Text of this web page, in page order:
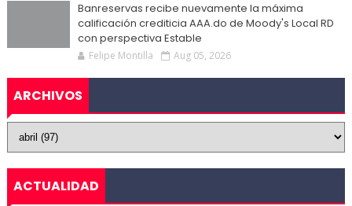
Banreservas recibe nuevamente la máxima
calificación crediticia AAA.do de Moody's Local RD
con perspectiva Estable
Felipe Montilla Aug 05, 2026
ARCHIVOS
ACTUALIDAD